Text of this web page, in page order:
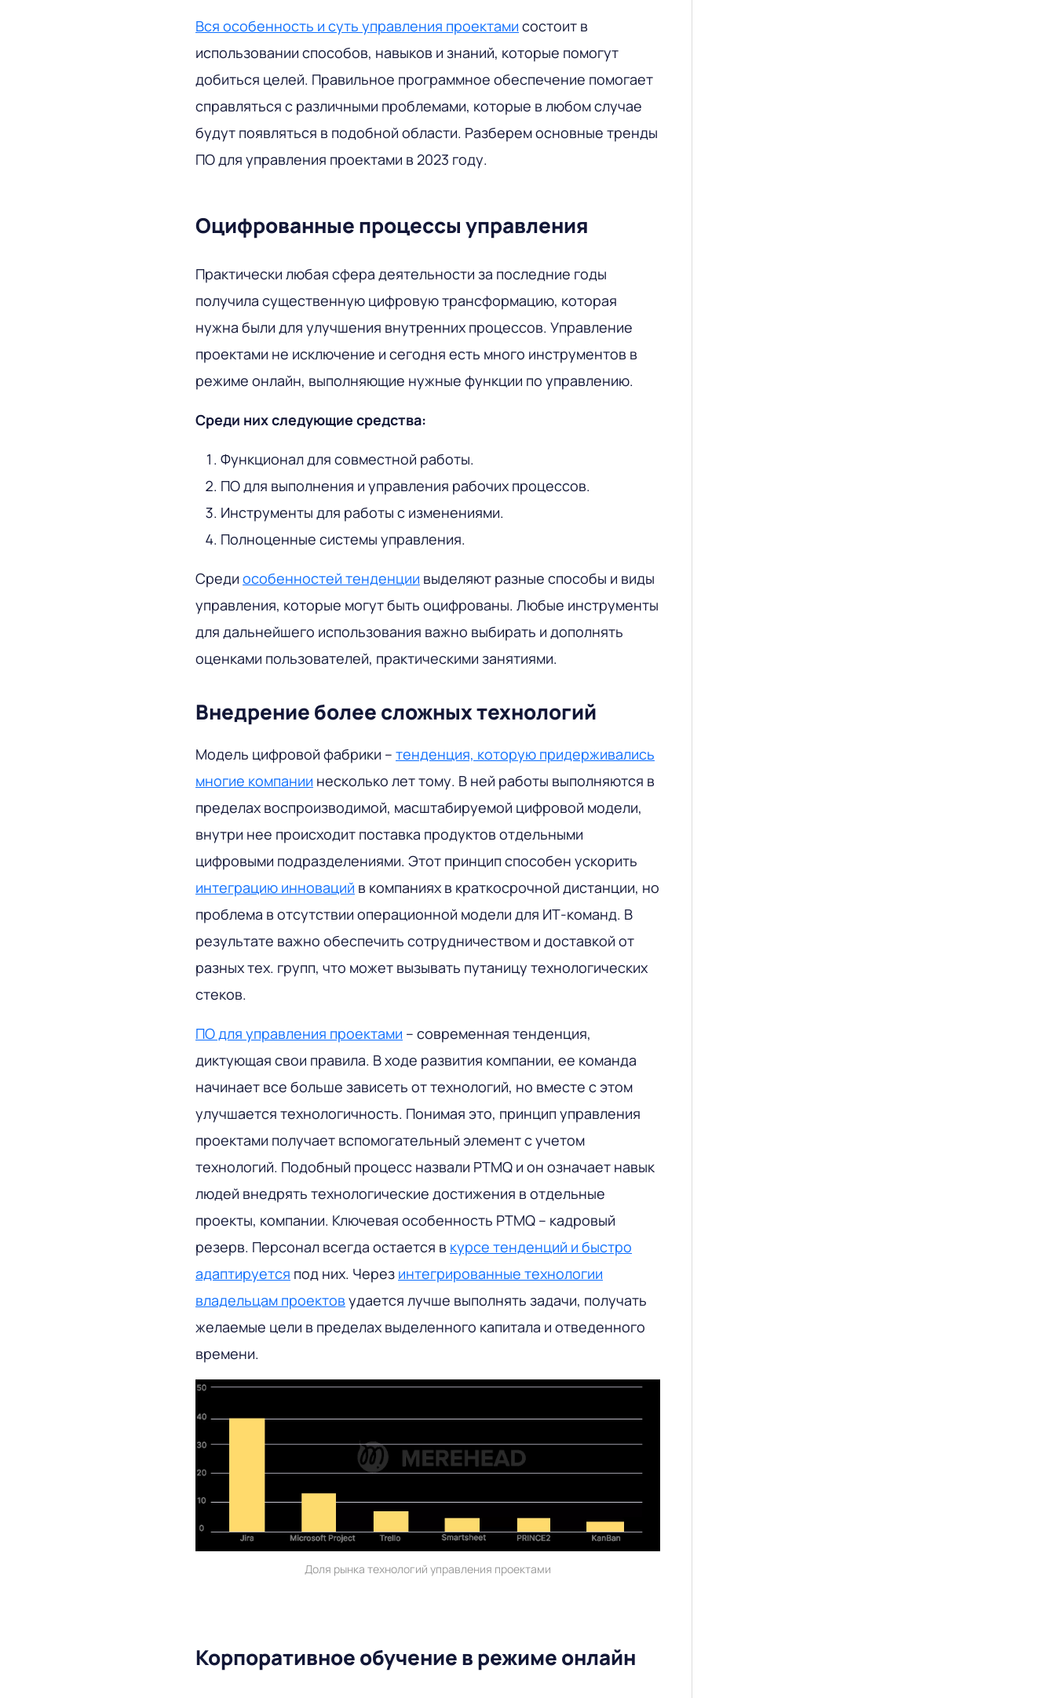
Вся особенность и суть управления проектами состоит в
использовании способов, навыков и знаний, которые помогут
добиться целей. Правильное программное обеспечение помогает
справляться с различными проблемами, которые в любом случае
будут появляться в подобной области. Разберем основные тренды
ПО для управления проектами в 2023 году.
Оцифрованные процессы управления
Практически любая сфера деятельности за последние годы
получила существенную цифровую трансформацию, которая
нужна были для улучшения внутренних процессов. Управление
проектами не исключение и сегодня есть много инструментов в
режиме онлайн, выполняющие нужные функции по управлению.
Среди них следующие средства:
Функционал для совместной работы.
ПО для выполнения и управления рабочих процессов.
Инструменты для работы с изменениями.
Полноценные системы управления.
Среди особенностей тенденции выделяют разные способы и виды
управления, которые могут быть оцифрованы. Любые инструменты
для дальнейшего использования важно выбирать и дополнять
оценками пользователей, практическими занятиями.
Внедрение более сложных технологий
Модель цифровой фабрики – тенденция, которую придерживались
многие компании несколько лет тому. В ней работы выполняются в
пределах воспроизводимой, масштабируемой цифровой модели,
внутри нее происходит поставка продуктов отдельными
цифровыми подразделениями. Этот принцип способен ускорить
интеграцию инноваций в компаниях в краткосрочной дистанции, но
проблема в отсутствии операционной модели для ИТ-команд. В
результате важно обеспечить сотрудничеством и доставкой от
разных тех. групп, что может вызывать путаницу технологических
стеков.
ПО для управления проектами – современная тенденция,
диктующая свои правила. В ходе развития компании, ее команда
начинает все больше зависеть от технологий, но вместе с этом
улучшается технологичность. Понимая это, принцип управления
проектами получает вспомогательный элемент с учетом
технологий. Подобный процесс назвали PTMQ и он означает навык
людей внедрять технологические достижения в отдельные
проекты, компании. Ключевая особенность PTMQ – кадровый
резерв. Персонал всегда остается в курсе тенденций и быстро
адаптируется под них. Через интегрированные технологии
владельцам проектов удается лучше выполнять задачи, получать
желаемые цели в пределах выделенного капитала и отведенного
времени.
Доля рынка технологий управления проектами
Корпоративное обучение в режиме онлайн